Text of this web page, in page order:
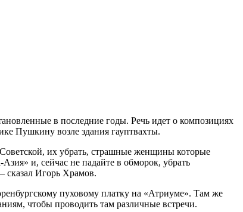
в последние годы. Речь идет о композициях
Пушкину возле здания гауптвахты.
их убрать, страшные женщины которые
и, сейчас не падайте в обморок, убрать
сказал Игорь Храмов.
пуховому платку на «Атриуме». Там же
чтобы проводить там различные встречи.